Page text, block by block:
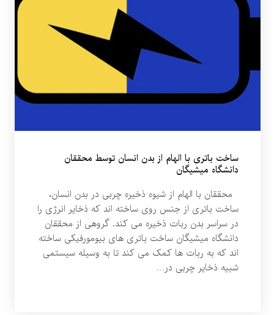
ساخت باتری با الهام از بدن انسان توسط محققان
دانشگاه میشیگان
محققان با الهام از شیوه ذخیره چربی در بدن انسان،
ساخت باتری از جنس روی ساخته اند که ذخایر انرژی را
در سراسر بدن ربات ذخیره می کند. گروهی از محققان
دانشگاه میشیگان ساخت باتری های بیومورفیکی ساخته
اند که به ربات ها کمک می کند تا به وسیله سیستمی
شبیه ذخایر چربی در…